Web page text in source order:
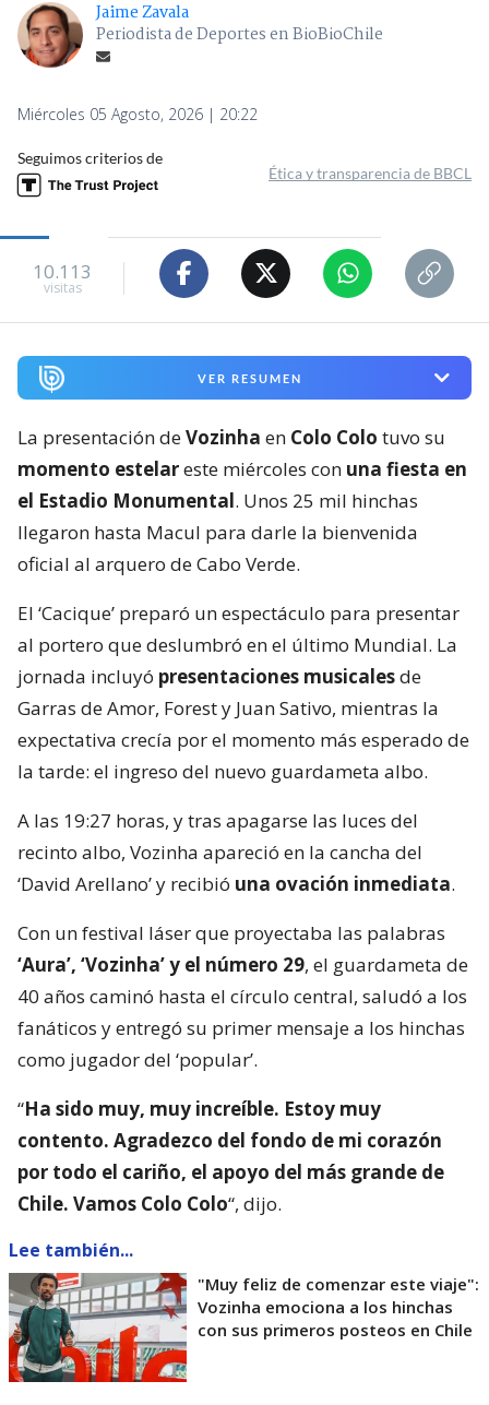
Jaime Zavala
Periodista de Deportes en BioBioChile
Miércoles 05 Agosto, 2026 | 20:22
Seguimos criterios de
Ética y transparencia de BBCL
10.113
visitas
VER RESUMEN
La presentación deVozinha en Colo Colo tuvo su
momento estelareste miércoles con una fiesta en
el Estadio Monumental. Unos 25 mil hinchas
llegaron hasta Macul para darle la bienvenida
oficial al arquero de Cabo Verde.
El ‘Cacique’ preparó un espectáculo para presentar
al portero que deslumbró en el último Mundial. La
jornada incluyó presentaciones musicalesde
Garras de Amor, Forest y Juan Sativo, mientras la
expectativa crecía por el momento más esperado de
la tarde: el ingreso del nuevo guardameta albo.
A las 19:27 horas, y tras apagarse las luces del
recinto albo, Vozinha apareció en la cancha del
‘David Arellano’ y recibió una ovación inmediata.
Con un festival láser que proyectaba las palabras
‘Aura’, ‘Vozinha’ y el número 29, el guardameta de
40 años caminó hasta el círculo central, saludó a los
fanáticos y entregó su primer mensaje a los hinchas
como jugador del ‘popular’.
“Ha sido muy, muy increíble. Estoy muy
contento. Agradezco del fondo de mi corazón
por todo el cariño, el apoyo del más grande de
Chile. Vamos Colo Colo“, dijo.
Lee también...
"Muy feliz de comenzar este viaje":
Vozinha emociona a los hinchas
con sus primeros posteos en Chile